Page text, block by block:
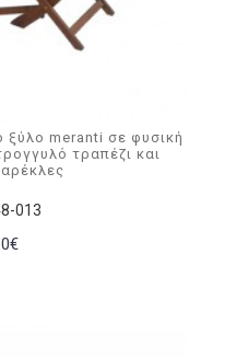
013
meranti σε φυσική
τραπέζι και